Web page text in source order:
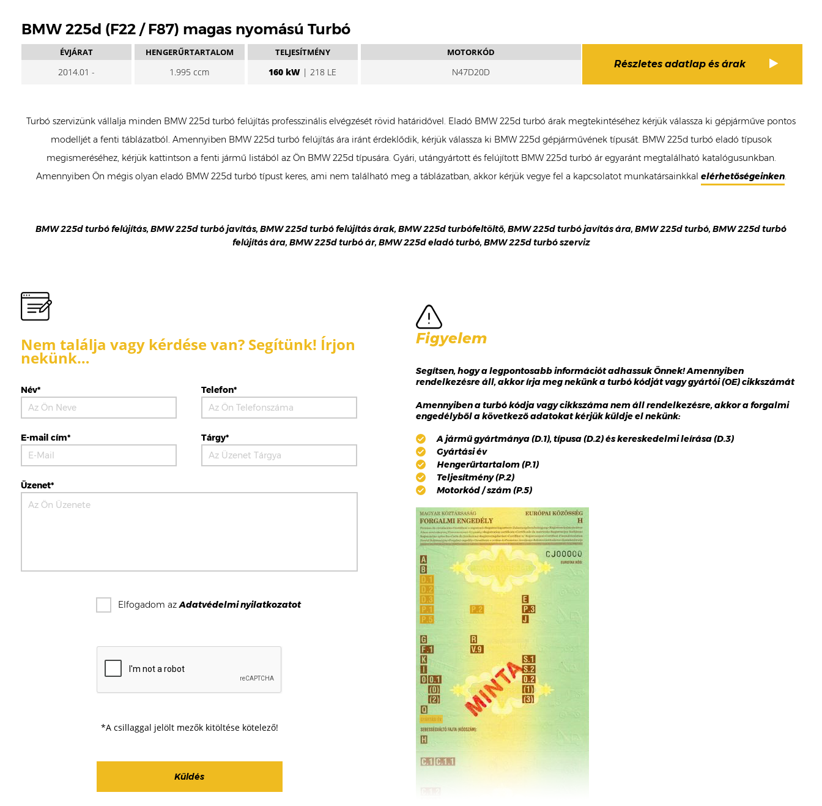
BMW 225d (F22 / F87) magas nyomású Turbó
ÉVJÁRAT
2014.01 -
HENGERŰRTARTALOM
1.995 ccm
TELJESÍTMÉNY
160 kW | 218 LE
MOTORKÓD
N47D20D
Részletes adatlap és árak
Turbó szervizünk vállalja minden BMW 225d turbó felújítás professzinális elvégzését rövid határidővel. Eladó BMW 225d turbó árak megtekintéséhez kérjük válassza ki gépjárműve pontos
modelljét a fenti táblázatból. Amennyiben BMW 225d turbó felújítás ára iránt érdeklődik, kérjük válassza ki BMW 225d gépjárművének típusát. BMW 225d turbó eladó típusok
megismeréséhez, kérjük kattintson a fenti jármű listából az Ön BMW 225d típusára. Gyári, utángyártott és felújított BMW 225d turbó ár egyaránt megtalálható katalógusunkban.
Amennyiben Ön mégis olyan eladó BMW 225d turbó típust keres, ami nem található meg a táblázatban, akkor kérjük vegye fel a kapcsolatot munkatársainkkal elérhetőségeinken.
BMW 225d turbó felújítás, BMW 225d turbó javítás, BMW 225d turbó felújítás árak, BMW 225d turbófeltöltő, BMW 225d turbó javítás ára, BMW 225d turbó, BMW 225d turbó
felújítás ára, BMW 225d turbó ár, BMW 225d eladó turbó, BMW 225d turbó szerviz
Nem találja vagy kérdése van? Segítünk! Írjon
nekünk…
Név* Telefon*
E-mail cím* Tárgy*
Üzenet*
Elfogadom azAdatvédelmi nyilatkozatot
*A csillaggal jelölt mezők kitöltése kötelező!
Figyelem
Segítsen, hogy a legpontosabb információt adhassuk Önnek! Amennyiben
rendelkezésre áll, akkor írja meg nekünk a turbó kódját vagy gyártói (OE) cikkszámát
Amennyiben a turbó kódja vagy cikkszáma nem áll rendelkezésre, akkor a forgalmi
engedélyből a következő adatokat kérjük küldje el nekünk:
A jármű gyártmánya (D.1), típusa (D.2) és kereskedelmi leírása (D.3)
Gyártási év
Hengerűrtartalom (P.1)
Teljesítmény (P.2)
Motorkód / szám (P.5)